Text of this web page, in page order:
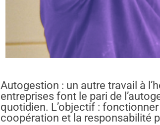
Autogestion : un autre travail à
entreprises font le pari de
quotidien. L’objectif :
coopération et la responsabilité